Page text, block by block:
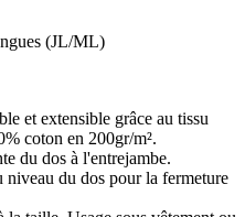
(JL/ML)
et extensible grâce au tissu
coton en 200gr/m².
du dos à l'entrejambe.
niveau du dos pour la fermeture